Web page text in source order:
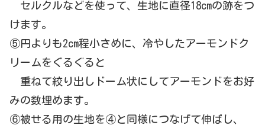
セルクルなどを使って、生地に直径18cmの跡をつ
けます。
⑤円よりも2cm程小さめに、 冷やしたアーモンドク
リームをぐるぐると
重ねて絞り出しドーム状にしてアーモンドをお好
みの数埋めます。
⑥被せる用の生地を④と同様につなげて伸ばし、